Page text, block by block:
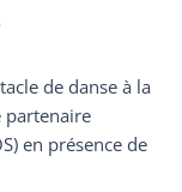
de danse à la
partenaire
en présence de